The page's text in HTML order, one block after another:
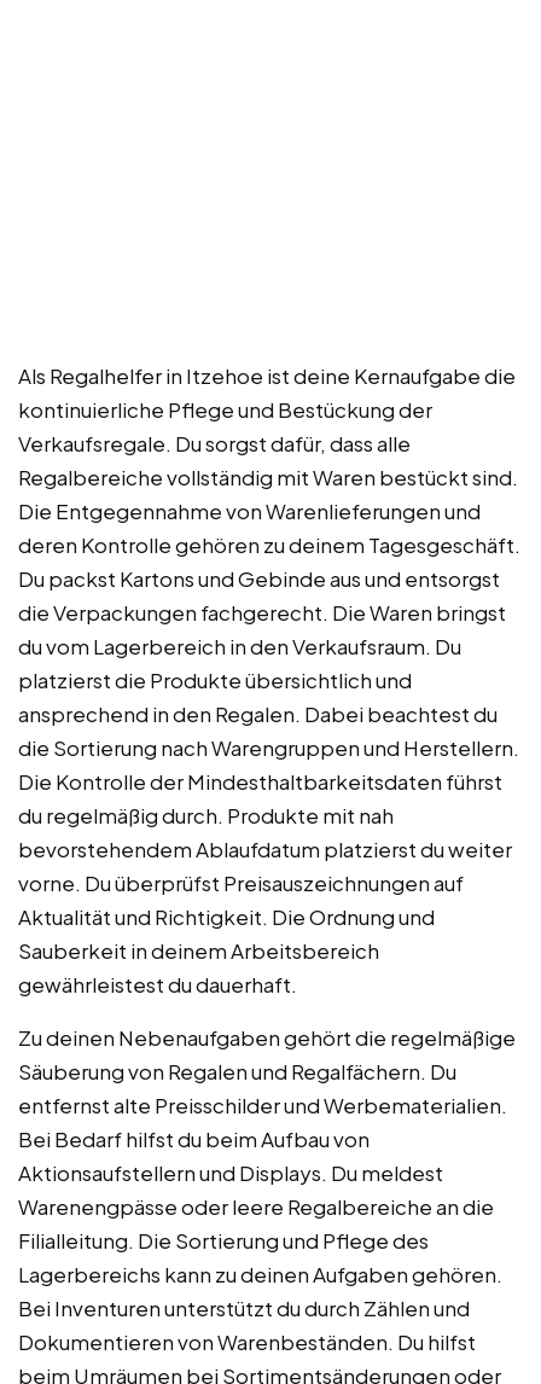
Als Regalhelfer in Itzehoe ist deine Kernaufgabe die
kontinuierliche Pflege und Bestückung der
Verkaufsregale. Du sorgst dafür, dass alle
Regalbereiche vollständig mit Waren bestückt sind.
Die Entgegennahme von Warenlieferungen und
deren Kontrolle gehören zu deinem Tagesgeschäft.
Du packst Kartons und Gebinde aus und entsorgst
die Verpackungen fachgerecht. Die Waren bringst
du vom Lagerbereich in den Verkaufsraum. Du
platzierst die Produkte übersichtlich und
ansprechend in den Regalen. Dabei beachtest du
die Sortierung nach Warengruppen und Herstellern.
Die Kontrolle der Mindesthaltbarkeitsdaten führst
du regelmäßig durch. Produkte mit nah
bevorstehendem Ablaufdatum platzierst du weiter
vorne. Du überprüfst Preisauszeichnungen auf
Aktualität und Richtigkeit. Die Ordnung und
Sauberkeit in deinem Arbeitsbereich
gewährleistest du dauerhaft.
Zu deinen Nebenaufgaben gehört die regelmäßige
Säuberung von Regalen und Regalfächern. Du
entfernst alte Preisschilder und Werbematerialien.
Bei Bedarf hilfst du beim Aufbau von
Aktionsaufstellern und Displays. Du meldest
Warenengpässe oder leere Regalbereiche an die
Filialleitung. Die Sortierung und Pflege des
Lagerbereichs kann zu deinen Aufgaben gehören.
Bei Inventuren unterstützt du durch Zählen und
Dokumentieren von Warenbeständen. Du hilfst
beim Umräumen bei Sortimentsänderungen oder